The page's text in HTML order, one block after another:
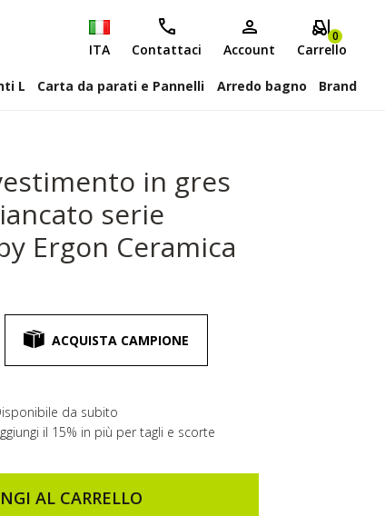
ITA Contattaci Account
0
Carrello
L Carta da parati e Pannelli Arredo bagno Brand
in gres
serie
Ergon Ceramica
ACQUISTA CAMPIONE
da subito
il 15% in più per tagli e scorte
AL CARRELLO